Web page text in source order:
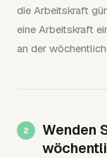
die Arbeitskraft
eine Arbeitskraft
an der
Wenden